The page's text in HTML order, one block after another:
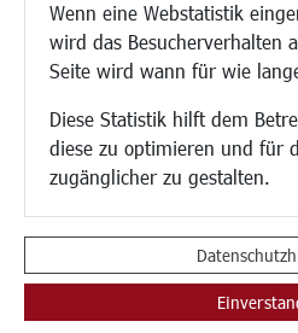
Wenn eine Webstatistik
wird das Besucherverhalten
Seite wird wann für wie
Diese Statistik hilft dem
diese zu optimieren und für
zugänglicher zu gestalten.
Stadtbücherei
Stadtarchiv
Museen
Hotels/Unterkünfte
Gastronomie
Kunstszene
Vereine und Institutionen